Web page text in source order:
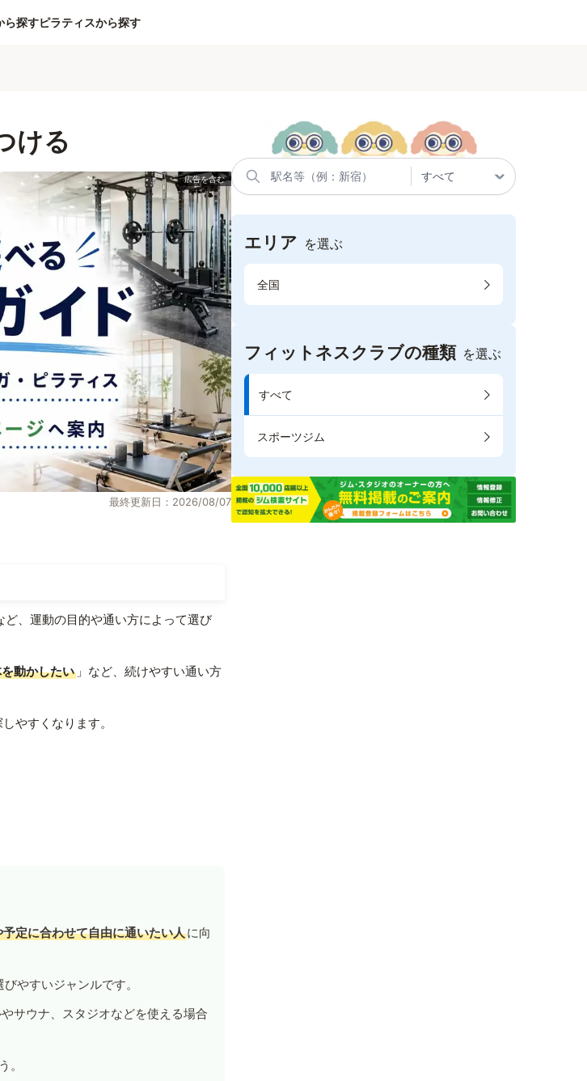
ら探すピラティスから探す
ける
最終更新日：2026/08/07
、運動の目的や通い方によって選び
動かしたい 」など、続けやすい通い方
やすくなります。
予定に合わせて自由に通いたい人に向
やすいジャンルです。
サウナ、スタジオなどを使える場合
。
エリア を選ぶ
全国
フィットネスクラブの種類 を選ぶ
すべて
スポーツジム